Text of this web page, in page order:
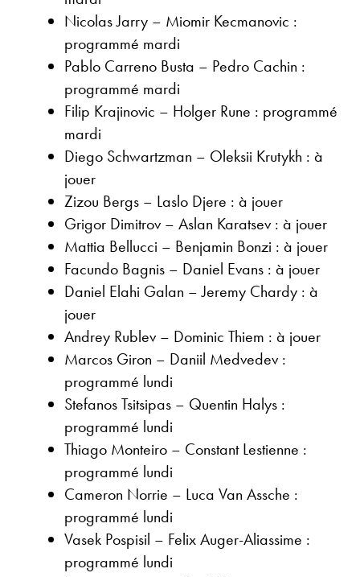
Nicolas Jarry – Miomir Kecmanovic :
programmé mardi
Pablo Carreno Busta – Pedro Cachin :
programmé mardi
Filip Krajinovic – Holger Rune : programmé
mardi
Diego Schwartzman – Oleksii Krutykh : à
jouer
Zizou Bergs – Laslo Djere : à jouer
Grigor Dimitrov – Aslan Karatsev : à jouer
Mattia Bellucci – Benjamin Bonzi : à jouer
Facundo Bagnis – Daniel Evans : à jouer
Daniel Elahi Galan – Jeremy Chardy : à
jouer
Andrey Rublev – Dominic Thiem : à jouer
Marcos Giron – Daniil Medvedev :
programmé lundi
Stefanos Tsitsipas – Quentin Halys :
programmé lundi
Thiago Monteiro – Constant Lestienne :
programmé lundi
Cameron Norrie – Luca Van Assche :
programmé lundi
Vasek Pospisil – Felix Auger-Aliassime :
programmé lundi